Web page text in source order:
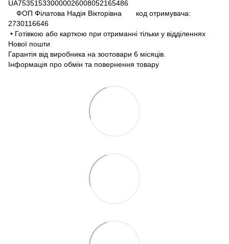
UA753515330000026008052165486
ФОП Філатова Надія Вікторівна код отримувача:
2730116646
• Готівкою або карткою при отриманні тільки у відділеннях
Нової пошти
Гарантія від виробника на зоотовари 6 місяців.
Інформація про обмін та повернення товару